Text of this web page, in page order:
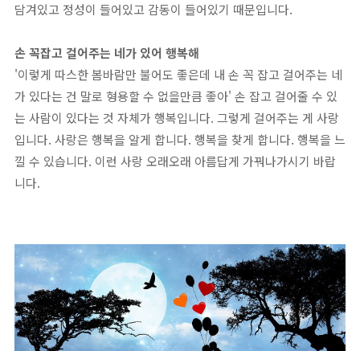
담겨있고 정성이 들어있고 감동이 들어있기 때문입니다.
손 꼭잡고 걸어주는 네가 있어 행복해
'이렇게 따스한 봄바람만 불어도 좋은데 내 손 꼭 잡고 걸어주는 네
가 있다는 건 말로 형용할 수 없을만큼 좋아' 손 잡고 걸어줄 수 있
는 사람이 있다는 것 자체가 행복입니다. 그렇게 걸어주는 게 사랑
입니다. 사랑은 행복을 알게 합니다. 행복을 찾게 합니다. 행복을 느
낄 수 있습니다. 이런 사랑 오래오래 아름답게 가꿔나가시기 바랍
니다.